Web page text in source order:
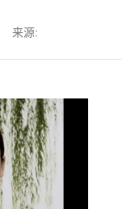
来源: